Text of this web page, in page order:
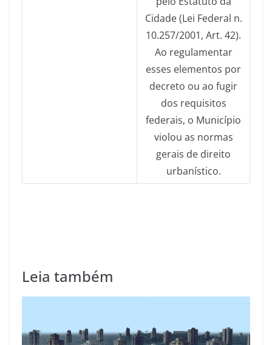
Cidade (Lei Federal n.
10.257/2001, Art. 42).
Ao regulamentar
esses elementos por
decreto ou ao fugir
dos requisitos
federais, o Município
violou as normas
gerais de direito
urbanístico.
Leia também